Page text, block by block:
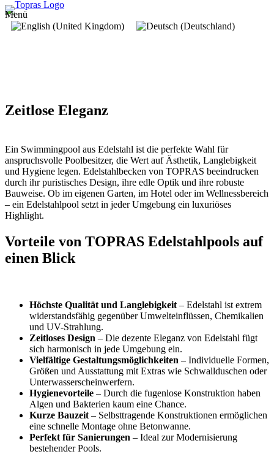
Menü
Zeitlose Eleganz
Ein Swimmingpool aus Edelstahl ist die perfekte Wahl für
anspruchsvolle Poolbesitzer, die Wert auf Ästhetik, Langlebigkeit
und Hygiene legen. Edelstahlbecken von TOPRAS beeindrucken
durch ihr puristisches Design, ihre edle Optik und ihre robuste
Bauweise. Ob im eigenen Garten, im Hotel oder im Wellnessbereich
– ein Edelstahlpool setzt in jeder Umgebung ein luxuriöses
Highlight.
Vorteile von TOPRAS Edel­stahl­pools auf
einen Blick
Höchste Qualität und Langlebigkeit – Edelstahl ist extrem
widerstandsfähig gegenüber Umwelteinflüssen, Chemikalien
und UV-Strahlung.
Zeitloses Design – Die dezente Eleganz von Edelstahl fügt
sich harmonisch in jede Umgebung ein.
Vielfältige Gestaltungsmöglichkeiten – Individuelle Formen,
Größen und Ausstattung mit Extras wie Schwallduschen oder
Unterwasserscheinwerfern.
Hygienevorteile – Durch die fugenlose Konstruktion haben
Algen und Bakterien kaum eine Chance.
Kurze Bauzeit – Selbsttragende Konstruktionen ermöglichen
eine schnelle Montage ohne Betonwanne.
Perfekt für Sanierungen – Ideal zur Modernisierung
bestehender Pools.